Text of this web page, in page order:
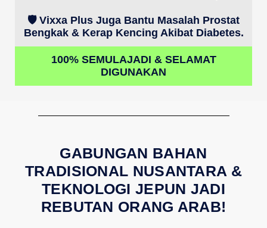
🛡️ Vixxa Plus Juga Bantu Masalah Prostat
Bengkak & Kerap Kencing Akibat Diabetes.
100% SEMULAJADI & SELAMAT
DIGUNAKAN
GABUNGAN BAHAN
TRADISIONAL NUSANTARA &
TEKNOLOGI JEPUN JADI
REBUTAN ORANG ARAB!